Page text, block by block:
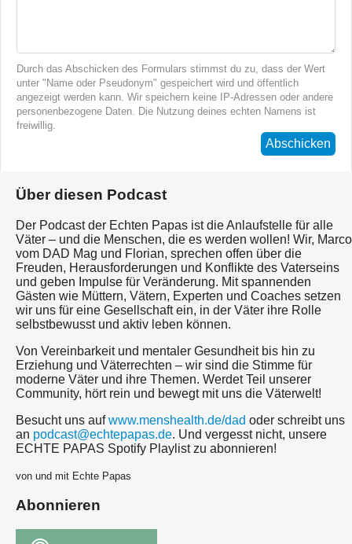
Durch das Abschicken des Formulars stimmst du zu, dass der Wert
unter "Name oder Pseudonym" gespeichert wird und öffentlich
angezeigt werden kann. Wir speichern keine IP-Adressen oder andere
personenbezogene Daten. Die Nutzung deines echten Namens ist
freiwillig.
Abschicken
Über diesen Podcast
Der Podcast der Echten Papas ist die Anlaufstelle für alle
Väter – und die Menschen, die es werden wollen! Wir, Marco
vom DAD Mag und Florian, sprechen offen über die
Freuden, Herausforderungen und Konflikte des Vaterseins
und geben Impulse für Veränderung. Mit spannenden
Gästen wie Müttern, Vätern, Experten und Coaches setzen
wir uns für eine Gesellschaft ein, in der Väter ihre Rolle
selbstbewusst und aktiv leben können.
Von Vereinbarkeit und mentaler Gesundheit bis hin zu
Erziehung und Väterrechten – wir sind die Stimme für
moderne Väter und ihre Themen. Werdet Teil unserer
Community, hört rein und bewegt mit uns die Väterwelt!
Besucht uns aufwww.menshealth.de/dad oder schreibt uns
an podcast@echtepapas.de. Und vergesst nicht, unsere
ECHTE PAPAS Spotify Playlist zu abonnieren!
von und mit Echte Papas
Abonnieren